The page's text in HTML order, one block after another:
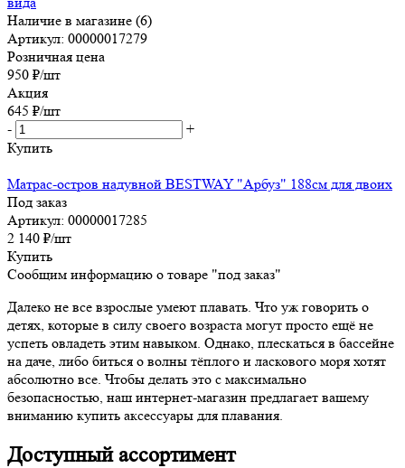
Наличие в магазине (6)
Артикул: 00000017279
Розничная цена
950 ₽/шт
Акция
645 ₽/шт
-
+
Купить
Матрас-остров надувной BESTWAY "Арбуз" 188см для двоих
Под заказ
Артикул: 00000017285
2 140 ₽/шт
Купить
Сообщим информацию о товаре "под заказ"
Далеко не все взрослые умеют плавать. Что уж говорить о
детях, которые в силу своего возраста могут просто ещё не
успеть овладеть этим навыком. Однако, плескаться в бассейне
на даче, либо биться о волны тёплого и ласкового моря хотят
абсолютно все. Чтобы делать это с максимально
безопасностью, наш интернет-магазин предлагает вашему
вниманию купить аксессуары для плавания.
Доступный ассортимент